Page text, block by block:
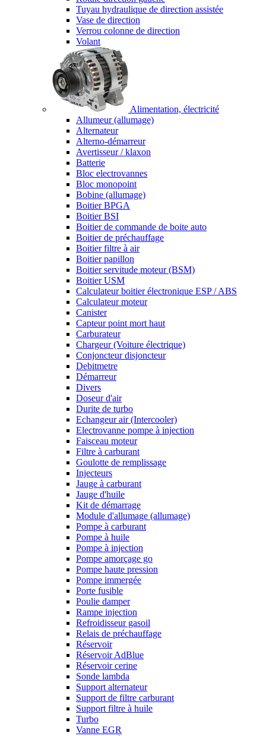
Tuyau hydraulique de direction assistée
Vase de direction
Verrou colonne de direction
Volant
Alimentation, électricité
Allumeur (allumage)
Alternateur
Alterno-démarreur
Avertisseur / klaxon
Batterie
Bloc electrovannes
Bloc monopoint
Bobine (allumage)
Boitier BPGA
Boitier BSI
Boitier de commande de boite auto
Boitier de préchauffage
Boitier filtre à air
Boitier papillon
Boitier servitude moteur (BSM)
Boitier USM
Calculateur boitier électronique ESP / ABS
Calculateur moteur
Canister
Capteur point mort haut
Carburateur
Chargeur (Voiture électrique)
Conjoncteur disjoncteur
Debitmetre
Démarreur
Divers
Doseur d'air
Durite de turbo
Echangeur air (Intercooler)
Electrovanne pompe à injection
Faisceau moteur
Filtre à carburant
Goulotte de remplissage
Injecteurs
Jauge à carburant
Jauge d'huile
Kit de démarrage
Module d'allumage (allumage)
Pompe à carburant
Pompe à huile
Pompe à injection
Pompe amorçage go
Pompe haute pression
Pompe immergée
Porte fusible
Poulie damper
Rampe injection
Refroidisseur gasoil
Relais de préchauffage
Réservoir
Réservoir AdBlue
Réservoir cerine
Sonde lambda
Support alternateur
Support de filtre carburant
Support filtre à huile
Turbo
Vanne EGR